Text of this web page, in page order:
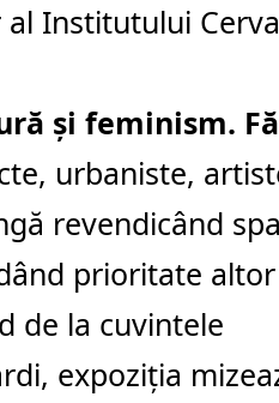
Institutului
și feminism.
urbaniste,
revendicând
prioritate altor
de la cuvintele
expoziția